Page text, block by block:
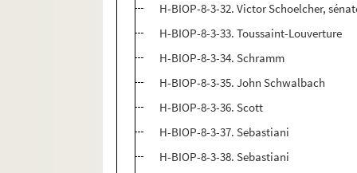
H-BIOP-8-3-32. Victor Schoelcher,
H-BIOP-8-3-33. Toussaint-Louverture
H-BIOP-8-3-34. Schramm
H-BIOP-8-3-35. John Schwalbach
H-BIOP-8-3-36. Scott
H-BIOP-8-3-37. Sebastiani
H-BIOP-8-3-38. Sebastiani